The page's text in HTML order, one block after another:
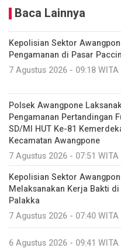
Baca Lainnya
Kepolisian Sektor
Pengamanan di Pasar
7 Agustus 2026 - 09:18 WITA
Polsek Awangpone
Pengamanan Pertandingan
SD/MI HUT Ke-81
Kecamatan Awangpone
7 Agustus 2026 - 07:51 WITA
‎Kepolisian Sektor
Melaksanakan Kerja Bakti
Palakka ‎
7 Agustus 2026 - 07:40 WITA
6 Agustus 2026 - 09:41 WITA